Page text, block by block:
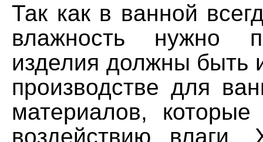
Так как в ванной
влажность нужно
изделия должны быть
производстве для
материалов,
воздействию влаги.